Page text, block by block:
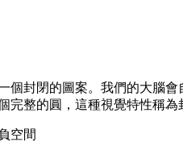
個封閉的圖案。我們的大腦
整的圓，這種視覺特性稱為
空間